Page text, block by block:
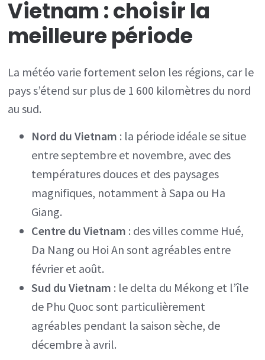
Vietnam : choisir la
meilleure période
La météo varie fortement selon les régions, car le
pays s’étend sur plus de 1 600 kilomètres du nord
au sud.
Nord du Vietnam : la période idéale se situe
entre septembre et novembre, avec des
températures douces et des paysages
magnifiques, notamment à Sapa ou Ha
Giang.
Centre du Vietnam : des villes comme Hué,
Da Nang ou Hoi An sont agréables entre
février et août.
Sud du Vietnam : le delta du Mékong et l’île
de Phu Quoc sont particulièrement
agréables pendant la saison sèche, de
décembre à avril.